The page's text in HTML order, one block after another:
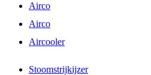
Airco
Airco
Aircooler
Stoomstrijkijzer